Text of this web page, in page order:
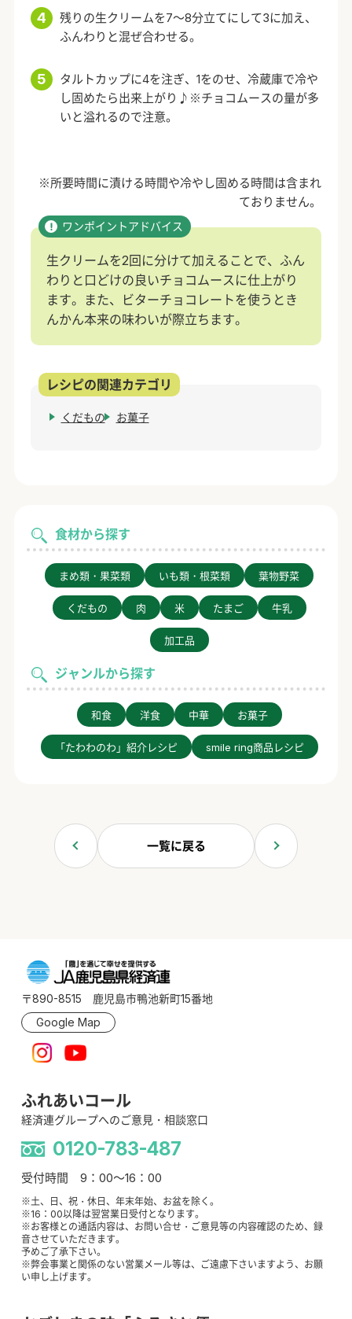
食材から探す
まめ類・果菜類 いも類・根菜類 葉物野菜
くだもの 肉 米 たまご 牛乳
加工品
ジャンルから探す
和食 洋食 中華 お菓子
「たわわのわ」紹介レシピ smile ring商品レシピ
残りの生クリームを7～8分立てにして3に加え、
ふんわりと混ぜ合わせる。
タルトカップに4を注ぎ、1をのせ、冷蔵庫で冷や
し固めたら出来上がり♪※チョコムースの量が多
いと溢れるので注意。
※所要時間に漬ける時間や冷やし固める時間は含まれ
ておりません。
生クリームを2回に分けて加えることで、ふん
わりと口どけの良いチョコムースに仕上がり
ます。また、ビターチョコレートを使うとき
んかん本来の味わいが際立ちます。
くだもの お菓子
一覧に戻る
〒890-8515 鹿児島市鴨池新町15番地
Google Map
ふれあいコール
経済連グループへのご意見・相談窓口
0120-783-487
受付時間 9：00～16：00
※土、日、祝・休日、年末年始、お盆を除く。
※16：00以降は翌営業日受付となります。
※お客様との通話内容は、お問い合せ・ご意見等の内容確認のため、録
音させていただきます。
予めご了承下さい。
※弊会事業と関係のない営業メール等は、ご遠慮下さいますよう、お願
い申し上げます。